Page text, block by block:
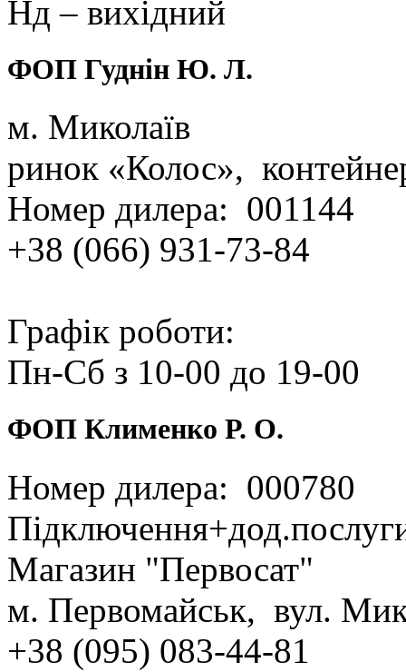
Нд – вихідний
ФОП Гуднін Ю. Л.
м. Миколаїв
ринок «Колос»,
Номер дилера: 001144
+38 (066) 931‑73‑84
Графік роботи:
Пн‑Сб з 10‑00 до 19‑00
ФОП Клименко Р. О.
Номер дилера: 000780
Магазин "Первосат"
м. Первомайськ, вул.
+38 (095) 083‑44‑81